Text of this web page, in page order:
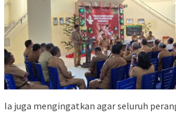
Ia juga mengingatkan agar seluruh